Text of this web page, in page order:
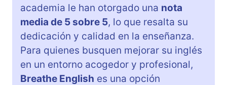
academia le han otorgado una nota
media de 5 sobre 5, lo que resalta su
dedicación y calidad en la enseñanza.
Para quienes busquen mejorar su inglés
en un entorno acogedor y profesional,
Breathe English es una opción